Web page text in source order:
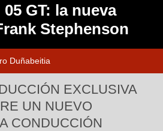
GT: la nueva
Stephenson
Duñabeitia
EXCLUSIVA
UN NUEVO
CONDUCCIÓN